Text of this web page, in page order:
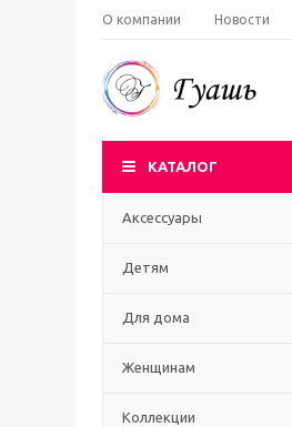
О компании Новости
КАТАЛОГ
Аксессуары
Детям
Для дома
Женщинам
Коллекции